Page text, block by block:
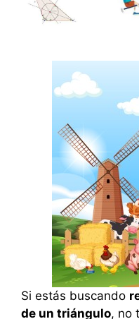
Si estás buscando
de un triángulo, no